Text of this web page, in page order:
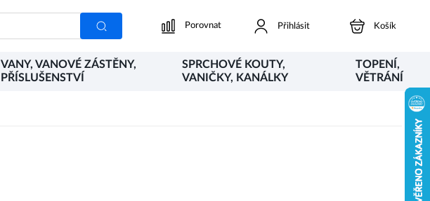
Porovnat Přihlásit Košík
VANY, VANOVÉ ZÁSTĚNY,
PŘÍSLUŠENSTVÍ
SPRCHOVÉ KOUTY,
VANIČKY, KANÁLKY
TOPENÍ,
VĚTRÁNÍ